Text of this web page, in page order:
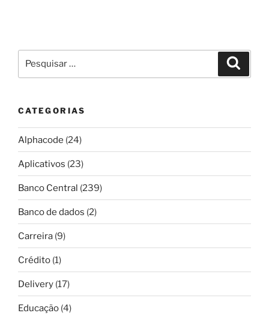
por:
CATEGORIAS
Alphacode (24)
Aplicativos (23)
Banco Central (239)
Banco de dados (2)
Carreira (9)
Crédito (1)
Delivery (17)
Educação (4)